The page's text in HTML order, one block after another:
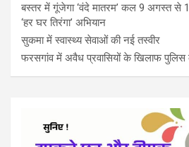
बस्तर में गूंजेगा ‘वंदे मातरम’ कल 9 अगस्त से
‘हर घर तिरंगा’ अभियान
सुकमा में स्वास्थ्य सेवाओं की नई तस्वीर
फरसगांव में अवैध प्रवासियों के खिलाफ पुलिस